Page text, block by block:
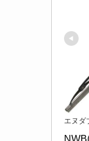
エヌダ